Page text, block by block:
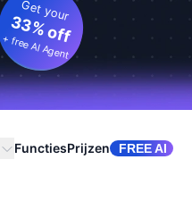
Get your
33% off
+ free AI Agent
FunctiesPrijzen FREE AI